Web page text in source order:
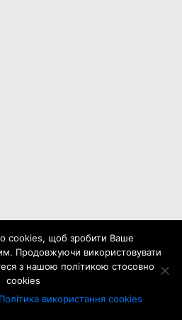
cookies, щоб зробити Ваше
Продовжуючи використовувати
з нашою політикою стосовно
cookies
Політика використання cookies